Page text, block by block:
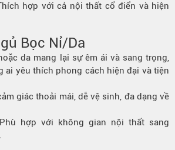
hợp với cả nội thất cổ điển và hiện
Bọc Nỉ/Da
da mang lại sự êm ái và sang trọng,
ai yêu thích phong cách hiện đại và tiện
giác thoải mái, dễ vệ sinh, đa dạng về
hợp với không gian nội thất sang